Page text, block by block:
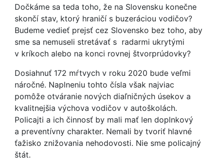
Dočkáme sa teda toho, že na Slovensku konečne
skončí stav, ktorý hraničí s buzeráciou vodičov?
Budeme vedieť prejsť cez Slovensko bez toho, aby
sme sa nemuseli stretávať s radarmi ukrytými
v kríkoch alebo na konci rovnej štvorprúdovky?
Dosiahnuť 172 mŕtvych v roku 2020 bude veľmi
náročné. Naplneniu tohto čísla však najviac
pomôže otváranie nových diaľničných úsekov a
kvalitnejšia výchova vodičov v autoškolách.
Policajti a ich činnosť by mali mať len doplnkový
a preventívny charakter. Nemali by tvoriť hlavné
ťažisko znižovania nehodovosti. Nie sme policajný
štát.